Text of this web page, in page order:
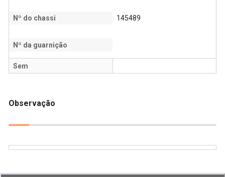
Nº do chassi 145489
Nº da guarnição
Sem
Observação